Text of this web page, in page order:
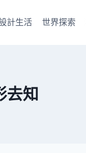
計生活 世界探索
去知